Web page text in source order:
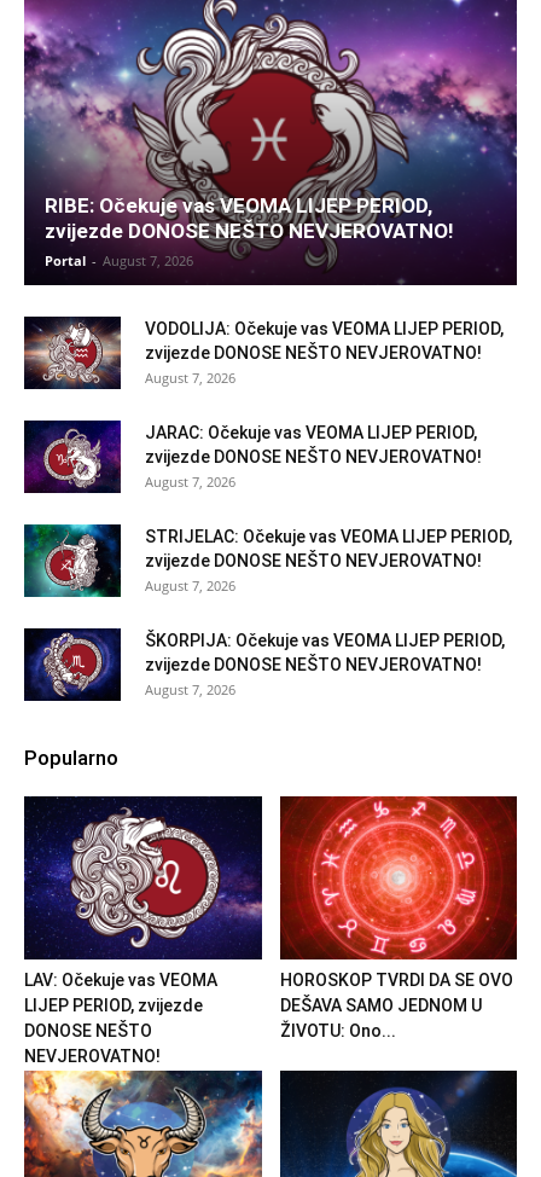
RIBE: Očekuje vas VEOMA LIJEP PERIOD,
zvijezde DONOSE NEŠTO NEVJEROVATNO!
Portal - August 7, 2026
VODOLIJA: Očekuje vas VEOMA LIJEP PERIOD,
zvijezde DONOSE NEŠTO NEVJEROVATNO!
August 7, 2026
JARAC: Očekuje vas VEOMA LIJEP PERIOD,
zvijezde DONOSE NEŠTO NEVJEROVATNO!
August 7, 2026
STRIJELAC: Očekuje vas VEOMA LIJEP PERIOD,
zvijezde DONOSE NEŠTO NEVJEROVATNO!
August 7, 2026
ŠKORPIJA: Očekuje vas VEOMA LIJEP PERIOD,
zvijezde DONOSE NEŠTO NEVJEROVATNO!
August 7, 2026
Popularno
LAV: Očekuje vas VEOMA
LIJEP PERIOD, zvijezde
DONOSE NEŠTO
NEVJEROVATNO!
HOROSKOP TVRDI DA SE OVO
DEŠAVA SAMO JEDNOM U
ŽIVOTU: Ono...